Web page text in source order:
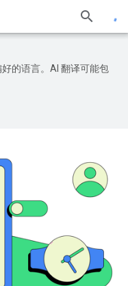
的语言。AI 翻译可能包